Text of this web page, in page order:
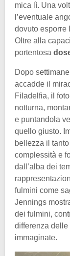
mica lì. Una
l’eventuale
dovuto esporre
Oltre alla
portentosa
Dopo
accadde il
Filadelfia, il
notturna,
e puntandola
quello giusto.
bellezza il
complessità e
dall’alba dei
fulmini come
Jennings
dei fulmini,
differenza
immaginate.